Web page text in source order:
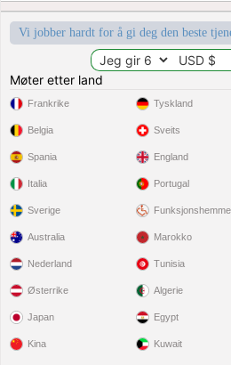
Vi jobber hardt for å gi deg den beste
Møter etter land
Frankrike
Belgia
Spania
Italia
Sverige
Tyskland
Sveits
England
Portugal
Australia
Nederland
Østerrike
Japan
Kina
Marokko
Tunisia
Algerie
Egypt
Kuwait